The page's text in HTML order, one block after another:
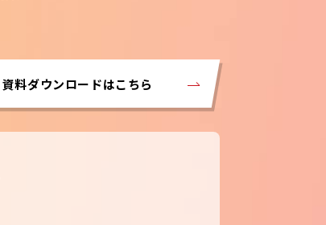
資料ダウンロードはこちら